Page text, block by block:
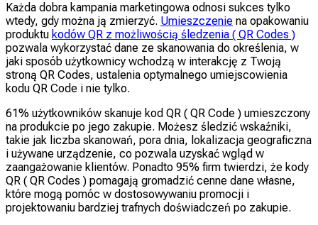
Każda dobra kampania marketingowa odnosi sukces tylko
wtedy, gdy można ją zmierzyć. Umieszczenie na opakowaniu
produktu kodów QR z możliwością śledzenia ( QR Codes )
pozwala wykorzystać dane ze skanowania do określenia, w
jaki sposób użytkownicy wchodzą w interakcję z Twoją
stroną QR Codes, ustalenia optymalnego umiejscowienia
kodu QR Code i nie tylko.
61% użytkowników skanuje kod QR ( QR Code ) umieszczony
na produkcie po jego zakupie. Możesz śledzić wskaźniki,
takie jak liczba skanowań, pora dnia, lokalizacja geograficzna
i używane urządzenie, co pozwala uzyskać wgląd w
zaangażowanie klientów. Ponadto 95% firm twierdzi, że kody
QR ( QR Codes ) pomagają gromadzić cenne dane własne,
które mogą pomóc w dostosowywaniu promocji i
projektowaniu bardziej trafnych doświadczeń po zakupie.